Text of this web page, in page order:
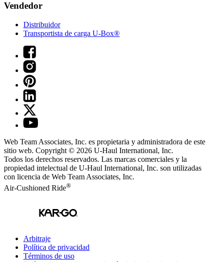
Vendedor
Distribuidor
Transportista de carga U-Box®
Web Team Associates, Inc. es propietaria y administradora de este
sitio web. Copyright © 2026 U-Haul International, Inc.
Todos los derechos reservados. Las marcas comerciales y la
propiedad intelectual de U-Haul International, Inc. son utilizadas
con licencia de Web Team Associates, Inc.
Air-Cushioned Ride®
Arbitraje
Política de privacidad
Términos de uso